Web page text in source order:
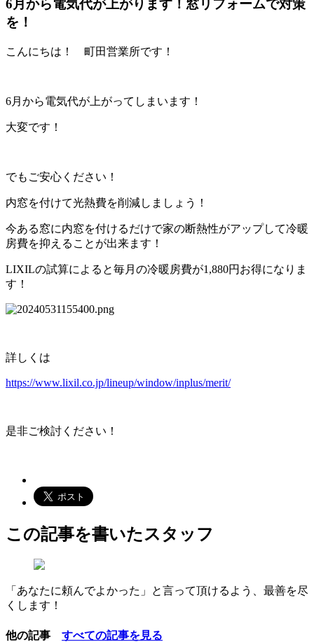
6月から電気代が上がります！窓リフォームで対策
を！
こんにちは！ 町田営業所です！
6月から電気代が上がってしまいます！
大変です！
でもご安心ください！
内窓を付けて光熱費を削減しましょう！
今ある窓に内窓を付けるだけで家の断熱性がアップして冷暖
房費を抑えることが出来ます！
LIXILの試算によると毎月の冷暖房費が1,880円お得になりま
す！
詳しくは
https://www.lixil.co.jp/lineup/window/inplus/merit/
是非ご検討ください！
この記事を書いたスタッフ
「あなたに頼んでよかった」と言って頂けるよう、最善を尽
くします！
他の記事 すべての記事を見る